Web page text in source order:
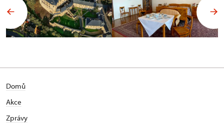
Domů
Akce
Zprávy